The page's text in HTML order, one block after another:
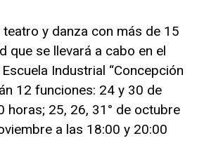
y danza con más de 15
que se llevará a cabo en el
Industrial “Concepción
12 funciones: 24 y 30 de
horas; 25, 26, 31° de octubre
a las 18:00 y 20:00